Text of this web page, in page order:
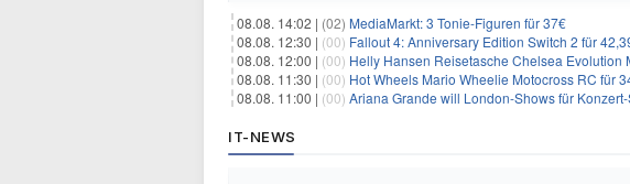
08.08. 14:02 | (02) MediaMarkt: 3 Tonie-Figuren für 37€
08.08. 12:30 | (00) Fallout 4: Anniversary Edition Switch 2 für
08.08. 12:00 | (00) Helly Hansen Reisetasche Chelsea Evolution
08.08. 11:30 | (00) Hot Wheels Mario Wheelie Motocross RC für
08.08. 11:00 | (00) Ariana Grande will London-Shows für
IT-NEWS